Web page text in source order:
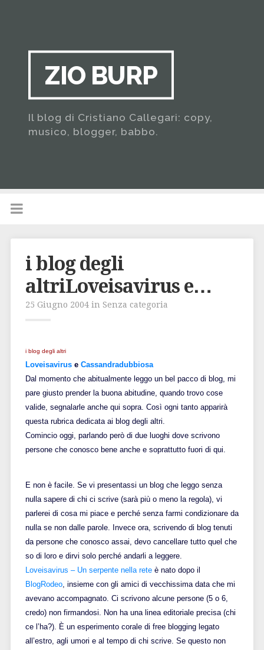
ZIO BURP
Il blog di Cristiano Callegari: copy,
musico, blogger, babbo.
i blog degli
altriLoveisavirus e…
25 Giugno 2004 in Senza categoria
i blog degli altri
Loveisaviruse Cassandradubbiosa
Dal momento che abitualmente leggo un bel pacco di blog, mi
pare giusto prender la buona abitudine, quando trovo cose
valide, segnalarle anche qui sopra. Così ogni tanto apparirà
questa rubrica dedicata ai blog degli altri.
Comincio oggi, parlando però di due luoghi dove scrivono
persone che conosco bene anche e soprattutto fuori di qui.
E non è facile. Se vi presentassi un blog che leggo senza
nulla sapere di chi ci scrive (sarà più o meno la regola), vi
parlerei di cosa mi piace e perché senza farmi condizionare da
nulla se non dalle parole. Invece ora, scrivendo di blog tenuti
da persone che conosco assai, devo cancellare tutto quel che
so di loro e dirvi solo perché andarli a leggere.
Loveisavirus – Un serpente nella reteè nato dopo il
BlogRodeo, insieme con gli amici di vecchissima data che mi
avevano accompagnato. Ci scrivono alcune persone (5 o 6,
credo) non firmandosi. Non ha una linea editoriale precisa (chi
ce l’ha?). È un esperimento corale di free blogging legato
all’estro, agli umori e al tempo di chi scrive. Se questo non